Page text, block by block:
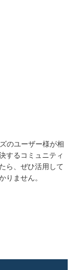
のユーザー様が相
するコミュニティ
ら、ぜひ活用して
りません。